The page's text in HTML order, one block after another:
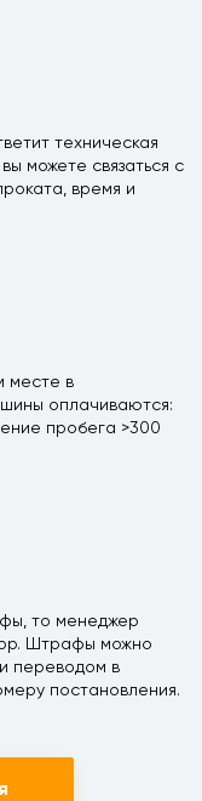
техническая
можете связаться с
время и
месте в
оплачиваются:
пробега >300
то менеджер
Штрафы можно
переводом в
постановления.